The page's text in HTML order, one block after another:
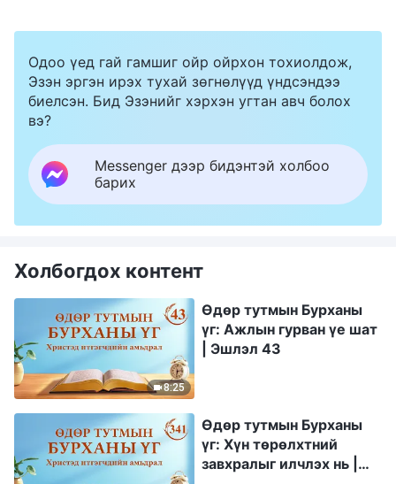
Одоо үед гай гамшиг ойр ойрхон тохиолдож,
Эзэн эргэн ирэх тухай зөгнөлүүд үндсэндээ
биелсэн. Бид Эзэнийг хэрхэн угтан авч болох
вэ?
Messenger дээр бидэнтэй холбоо
барих
Холбогдох контент
8:25
Өдөр тутмын Бурханы
үг: Ажлын гурван үе шат
| Эшлэл 43
Өдөр тутмын Бурханы
үг: Хүн төрөлхтний
завхралыг илчлэх нь |